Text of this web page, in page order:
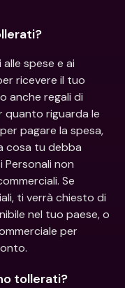
spese e ai
ricevere il tuo
anche regali di
quanto riguarda le
pagare la spesa,
cosa tu debba
Personali non
Se
ti verrà chiesto di
nel tuo paese, o
per
tollerati?